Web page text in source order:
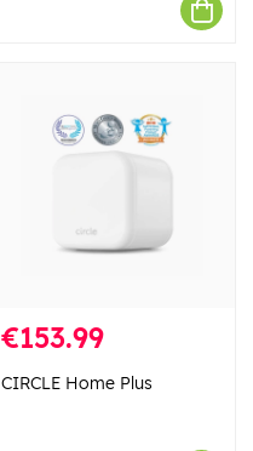
€153.99
CIRCLE Home Plus